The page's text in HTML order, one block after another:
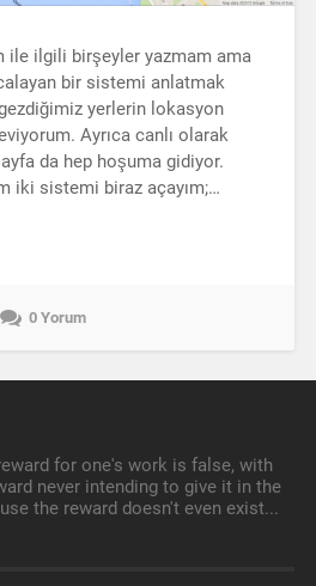
ile ilgili birşeyler yazmam ama
bir sistemi anlatmak
yerlerin lokasyon
Ayrıca canlı olarak
da hep hoşuma gidiyor.
iki sistemi biraz açayım;…
0 Yorum
for one's work is false, with
never intending to give it in the
the reward doesn't even exist...